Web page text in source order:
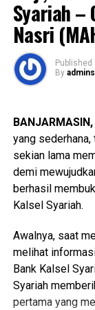
WhatsApp
Messenger
Kalsel hadir
dana zakat
karyawan/ti
dapat
penerima
Penyaluran
UPZ Bank
salah satu
sedekah yang
kepada
mendukung
“Melalui
diharapkan
pembelajaran
keterbatasan
Syariah –
Nasri
Published
By
yang
sekian lama
demi
berhasil
Kalsel Syariah.
Awalnya, saat
melihat
Bank Kalsel
Syariah
pertama yang